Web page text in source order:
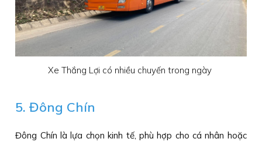
Xe Thắng Lợi có nhiều chuyến trong ngày
5. Đông Chín
Đông Chín là lựa chọn kinh tế, phù hợp cho cá nhân hoặc